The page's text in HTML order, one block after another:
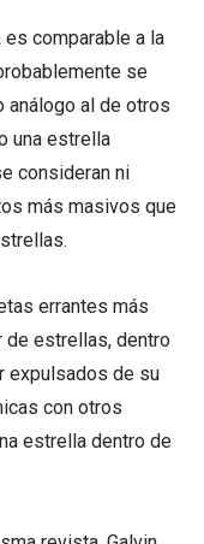
comparable a la
se
análogo al de otros
una estrella
consideran ni
más masivos que
errantes más
de estrellas, dentro
expulsados de su
con otros
estrella dentro de